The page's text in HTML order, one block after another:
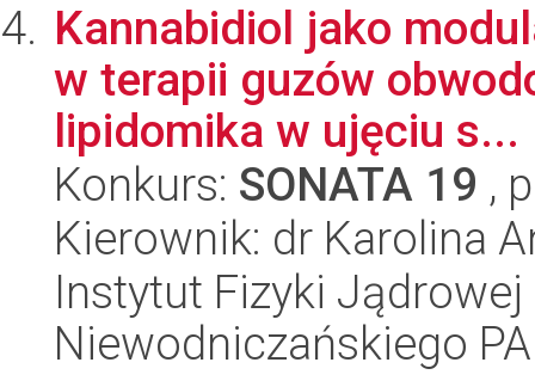
Kannabidiol jako
w terapii guzów
lipidomika w ujęciu s...
Konkurs: SONATA 19 ,
Kierownik: dr Karolina
Instytut Fizyki
Niewodniczańskiego